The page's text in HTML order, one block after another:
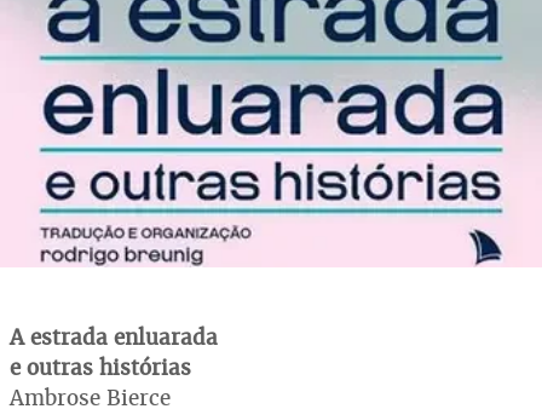
A estrada enluarada
e outras histórias
Ambrose Bierce